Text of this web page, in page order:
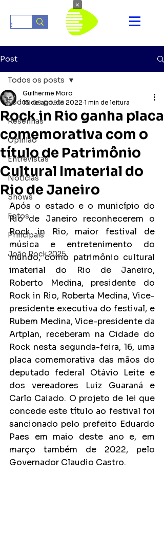
Post
Todos os posts
Resenhas
Opinião
Entrevistas
Notícias
Shows
Fotos
Principais
João Rock 2025
Todos os posts
Rock in Rio ganha placa
comemorativa com o
título de Patrimônio
Cultural Imaterial do
Rio de Janeiro
Guilherme Moro
15 de ago. de 2022 1 min de leitura
Após o estado e o município do
Rio de Janeiro reconhecerem o
Rock in Rio, maior festival de
música e entretenimento do
mundo, como patrimônio cultural
imaterial do Rio de Janeiro,
Roberto Medina, presidente do
Rock in Rio, Roberta Medina, Vice-
presidente executiva do festival, e
Rubem Medina, Vice-presidente da
Artplan, receberam na Cidade do
Rock nesta segunda-feira, 16, uma
placa comemorativa das mãos do
deputado federal Otávio Leite e
dos vereadores Luiz Guaraná e
Carlo Caiado. O projeto de lei que
concede este título ao festival foi
sancionado pelo prefeito Eduardo
Paes em maio deste ano e, em
março também de 2022, pelo
Governador Claudio Castro.
×